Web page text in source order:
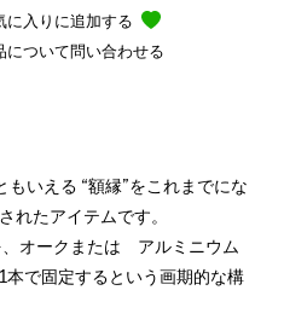
に入りに追加する
について問い合わせる
いえる “額縁”をこれまでにな
れたアイテムです。
オークまたは アルミニウム
で固定するという画期的な構